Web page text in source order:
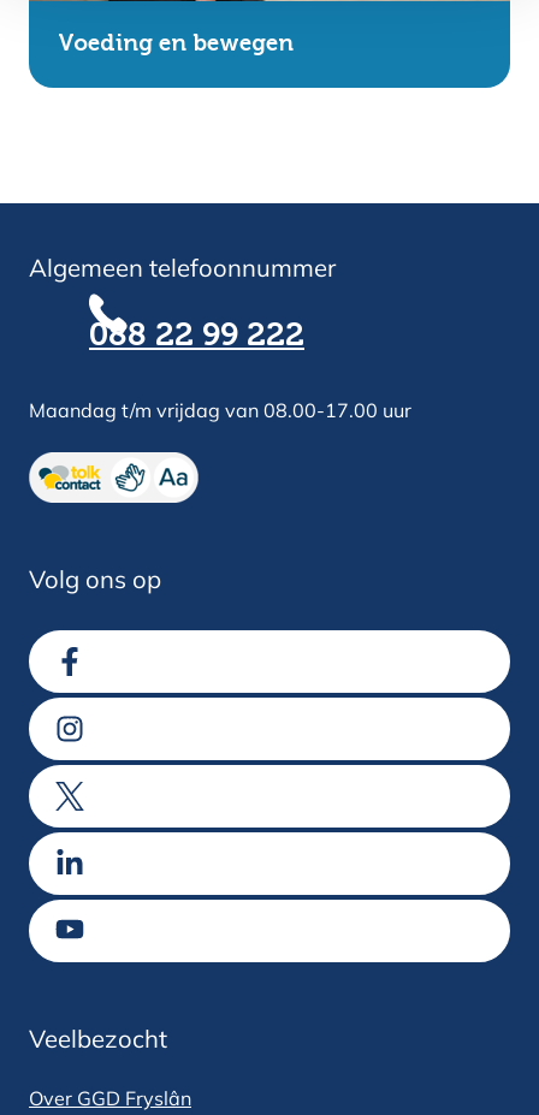
Voeding en bewegen
Algemeen telefoonnummer
088 22 99 222
Maandag t/m vrijdag van 08.00-17.00 uur
Volg ons op
Ga naar Facebook
Ga naar Instagram
Ga naar X
Ga naar LinkedIn
Ga naar Youtube
Veelbezocht
Over GGD Fryslân